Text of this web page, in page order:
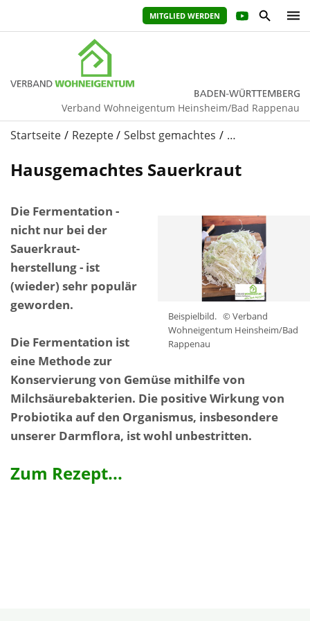
MITGLIED WERDEN
Verband Wohneigentum Heinsheim/Bad Rappenau
Startseite Rezepte Selbst gemachtes …
Hausgemachtes Sauerkraut
Beispielbild. © Verband
Wohneigentum Heinsheim/Bad
Rappenau
Die Fermentation -
nicht nur bei der
Sauerkraut-
herstellung - ist
(wieder) sehr populär
geworden.
Die Fermentation ist
eine Methode zur
Konservierung von Gemüse mithilfe von
Milchsäurebakterien. Die positive Wirkung von
Probiotika auf den Organismus, insbesondere
unserer Darmflora, ist wohl unbestritten.
Zum Rezept...